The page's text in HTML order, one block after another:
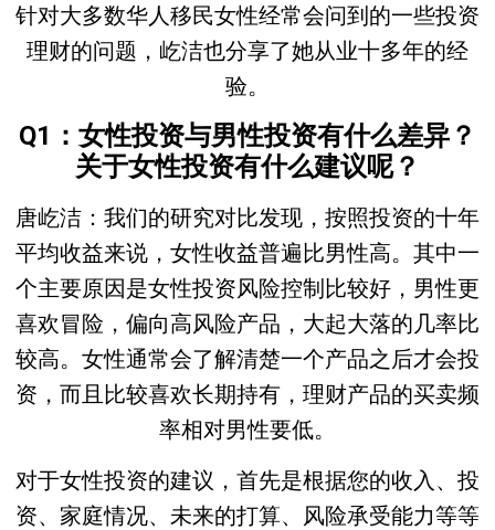
针对大多数华人移民女性经常会问到的一些投资
理财的问题，屹洁也分享了她从业十多年的经
验。
Q1 ：女性投资与男性投资有什么差异？
关于女性投资有什么建议呢？
唐屹洁： 我们的研究对比发现，按照投资的十年
平均收益来说，女性收益普遍比男性高。其中一
个主要原因是女性投资风险控制比较好，男性更
喜欢冒险，偏向高风险产品，大起大落的几率比
较高。女性通常会了解清楚一个产品之后才会投
资，而且比较喜欢长期持有，理财产品的买卖频
率相对男性要低。
对于女性投资的建议，首先是根据您的收入、投
资、家庭情况、未来的打算、风险承受能力等等